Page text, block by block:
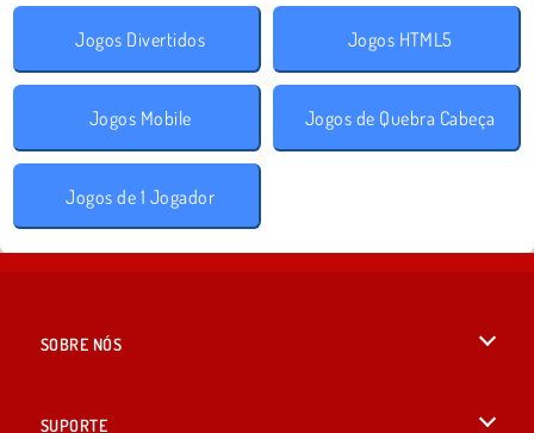
Jogos Divertidos Jogos HTML5
Jogos Mobile Jogos de Quebra Cabeça
Jogos de 1 Jogador
SOBRE NÓS
SUPORTE